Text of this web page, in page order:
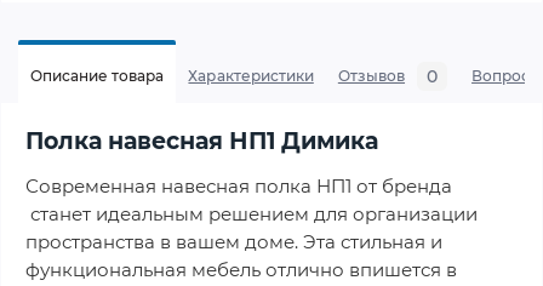
Описание товара Характеристики Отзывов 0 Вопросы
Полка навесная НП1 Димика
Современная навесная полка НП1 от бренда
станет идеальным решением для организации
пространства в вашем доме. Эта стильная и
функциональная мебель отлично впишется в